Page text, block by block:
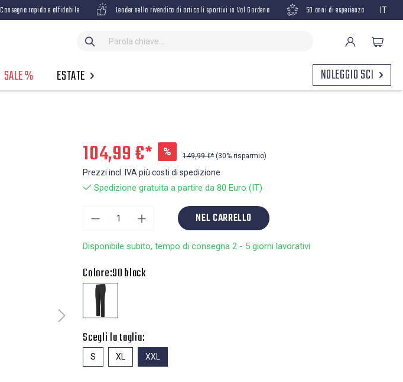
Consegna rapida e affidabile Leader nella rivendita di articoli sportivi in Val Gardena 50 anni di esperienza IT
SALE % ESTATE NOLEGGIO SCI
104,99 €* % 149,99 €* (30% risparmio)
Prezzi incl. IVA più costi di spedizione
Spedizione gratuita a partire da 80 Euro (IT)
NEL CARRELLO
Disponibile subito, tempo di consegna 2 - 5 giorni lavorativi
Colore:90 black
Scegli la taglia:
S XL XXL